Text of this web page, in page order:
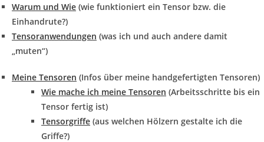
Warum und Wie (wie funktioniert ein Tensor bzw. die
Einhandrute?)
Tensoranwendungen (was ich und auch andere damit
„muten“)
Meine Tensoren (Infos über meine handgefertigten Tensoren)
Wie mache ich meine Tensoren (Arbeitsschritte bis ein
Tensor fertig ist)
Tensorgriffe (aus welchen Hölzern gestalte ich die
Griffe?)